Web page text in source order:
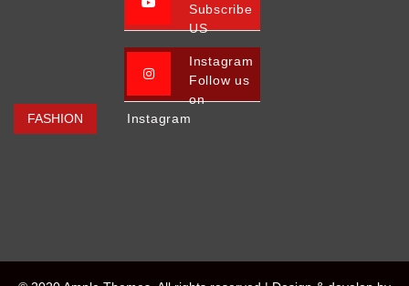
FASHION
Subscribe
US
Instagram
Follow us
on
Instagram